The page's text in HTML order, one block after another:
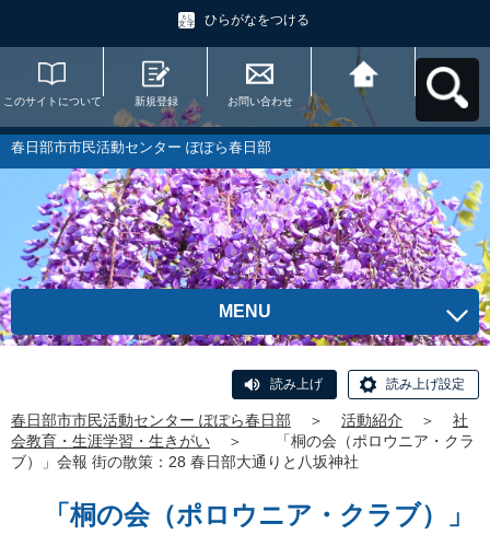
ひらがなをつける
このサイトについて 新規登録 お問い合わせ
春日部市市民活動セ
ンター ぽぽら春日部
へ戻る
春日部市市民活動センター ぽぽら春日部
MENU
読み上げ 読み上げ設定
春日部市市民活動センター ぽぽら春日部 ＞ 活動紹介 ＞
社
会教育・生涯学習・生きがい
＞
「桐の会（ポロウニア・クラ
ブ）」会報 街の散策：28 春日部大通りと八坂神社
「桐の会（ポロウニア・クラブ）」